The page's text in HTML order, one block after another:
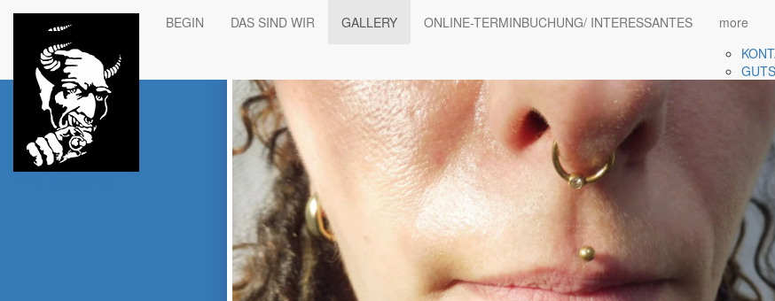
THE WILDALL
BEGIN DAS SIND WIR GALLERY ONLINE-TERMINBUCHUNG/ INTERESSANTES
more